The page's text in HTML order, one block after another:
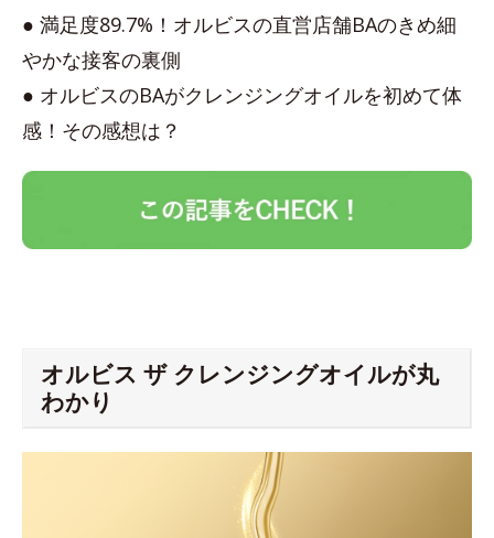
● 満足度89.7%！オルビスの直営店舗BAのきめ細
やかな接客の裏側
● オルビスのBAがクレンジングオイルを初めて体
感！その感想は？
オルビス ザ クレンジングオイルが丸
わかり